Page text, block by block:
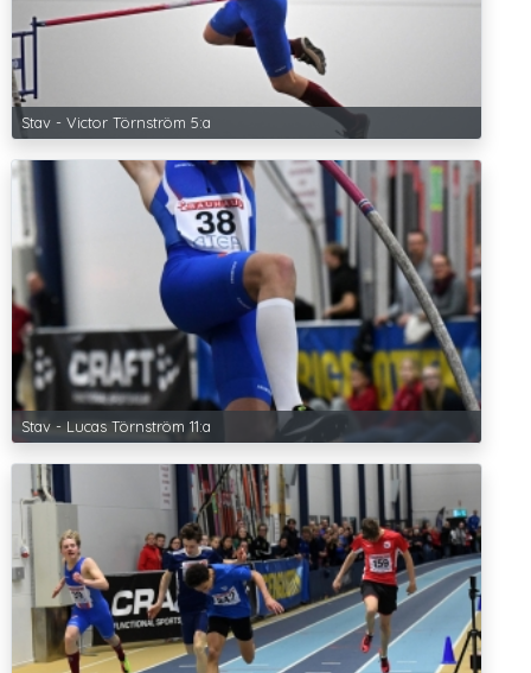
Stav - Victor Törnström 5:a
Stav - Lucas Törnström 11:a